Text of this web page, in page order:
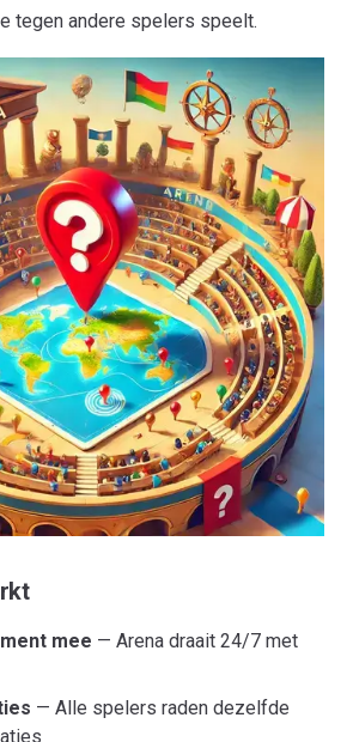
tegen andere spelers speelt.
mee — Arena draait 24/7 met
— Alle spelers raden dezelfde